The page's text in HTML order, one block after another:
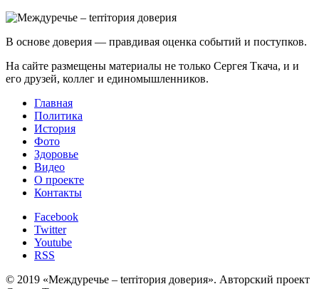
В основе доверия — правдивая оценка событий и поступков.
На сайте размещены материалы не только Сергея Ткача, и и
его друзей, коллег и единомышленников.
Главная
Политика
История
Фото
Здоровье
Видео
О проекте
Контакты
Facebook
Twitter
Youtube
RSS
© 2019 «Междуречье – terriтория доверия». Авторский проект